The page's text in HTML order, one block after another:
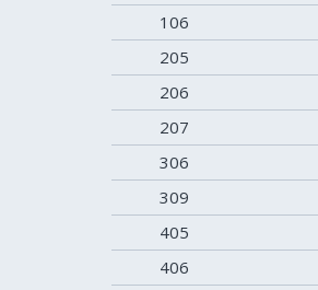
106
205
206
207
306
309
405
406